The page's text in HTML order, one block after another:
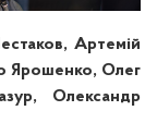
Артемій
Ярошенко, Олег
Олександр